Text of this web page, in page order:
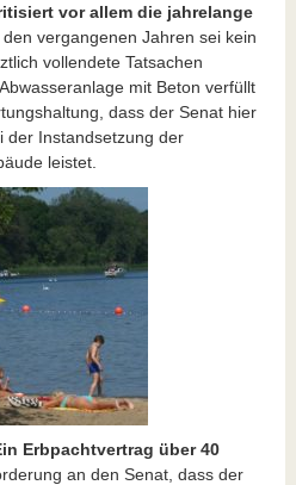
vor allem die jahrelange
den vergangenen Jahren sei kein
vollendete Tatsachen
mit Beton verfüllt
dass der Senat hier
der Instandsetzung der
leistet.
Erbpachtvertrag über 40
an den Senat, dass der